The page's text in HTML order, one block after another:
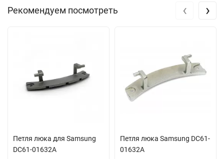
Рекомендуем посмотреть
Петля люка для Samsung
DC61-01632A
Петля люка Samsung DC61-
01632A
‹ ›